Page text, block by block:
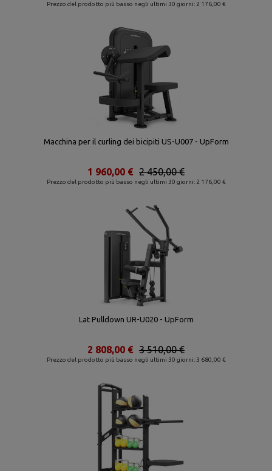
Prezzo del prodotto più basso negli ultimi 30 giorni: 2 176,00 €
Macchina per il curling dei bicipiti US-U007 - UpForm
Prezzo del prodotto più basso negli ultimi 30 giorni: 2 176,00 €
2 450,00 €
1 960,00 €
Lat Pulldown UR-U020 - UpForm
Prezzo del prodotto più basso negli ultimi 30 giorni: 3 680,00 €
3 510,00 €
2 808,00 €